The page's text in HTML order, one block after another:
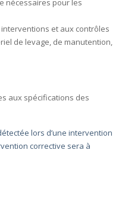
nécessaires pour les
et aux contrôles
de levage, de manutention,
aux spécifications des
lors d’une intervention
corrective sera à